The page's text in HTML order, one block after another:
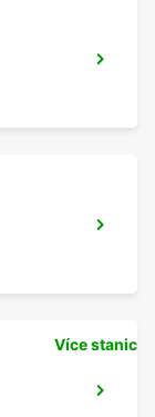
Více stanic